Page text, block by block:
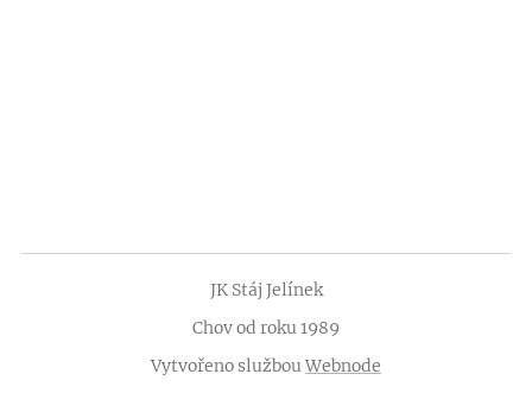
JK Stáj Jelínek
Chov od roku 1989
Vytvořeno službouWebnode